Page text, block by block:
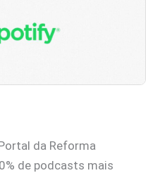
da Reforma
de podcasts mais